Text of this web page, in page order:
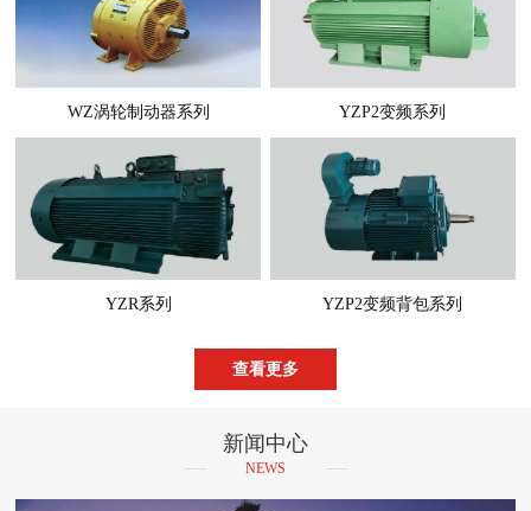
WZ涡轮制动器系列 YZP2变频系列
YZR系列 YZP2变频背包系列
查看更多
新闻中心
NEWS